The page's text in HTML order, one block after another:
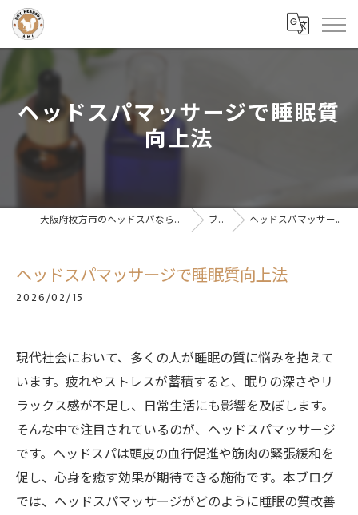
ヘッドスパマッサージで睡眠質
向上法
大阪府枚方市のヘッドスパならドライヘッドスパサロンAMI ブログ ヘッドスパマッサージで睡眠質向上法
ヘッドスパマッサージで睡眠質向上法
2026/02/15
現代社会において、多くの人が睡眠の質に悩みを抱えて
います。疲れやストレスが蓄積すると、眠りの深さやリ
ラックス感が不足し、日常生活にも影響を及ぼします。
そんな中で注目されているのが、ヘッドスパマッサージ
です。ヘッドスパは頭皮の血行促進や筋肉の緊張緩和を
促し、心身を癒す効果が期待できる施術です。本ブログ
では、ヘッドスパマッサージがどのように睡眠の質改善